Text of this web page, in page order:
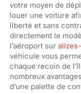
votre moyen de
louer une voiture
liberté et sans
directement le
l’aéroport sur
véhicule vous
chaque recoin de
nombreux
d’une palette de